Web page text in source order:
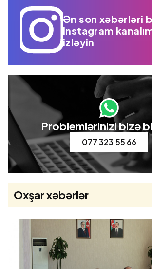
Ən son xəbərləri
Instagram
izləyin
Problemlərinizi bizə
077 323 55 66
Oxşar xəbərlər